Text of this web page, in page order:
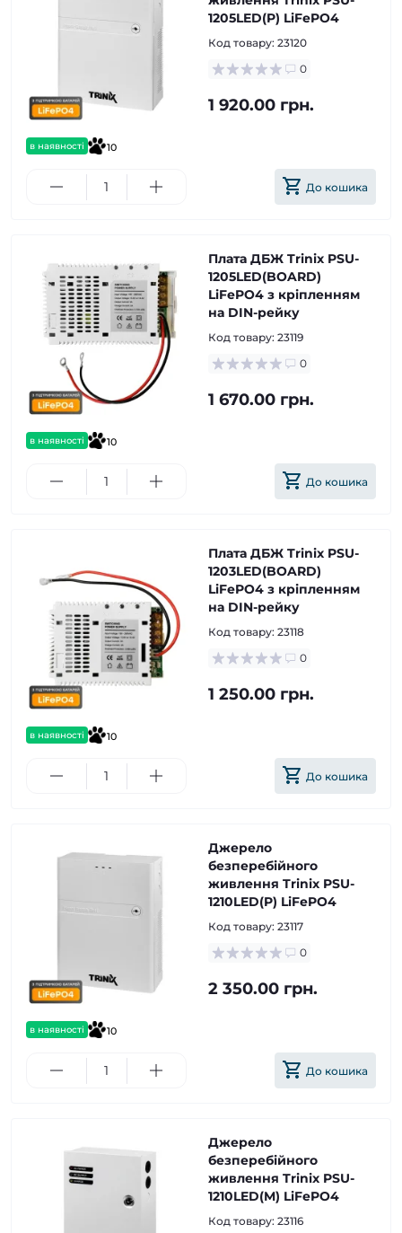
в наявності 10
1205LED(P) LiFePO4
Код товару: 23120
0
1 920.00 грн.
До кошика
в наявності 10
Плата ДБЖ Trinix PSU-
1205LED(BOARD)
LiFePO4 з кріпленням
на DIN-рейку
Код товару: 23119
0
1 670.00 грн.
До кошика
в наявності 10
Плата ДБЖ Trinix PSU-
1203LED(BOARD)
LiFePO4 з кріпленням
на DIN-рейку
Код товару: 23118
0
1 250.00 грн.
До кошика
в наявності 10
Джерело
безперебійного
живлення Trinix PSU-
1210LED(P) LiFePO4
Код товару: 23117
0
2 350.00 грн.
До кошика
Джерело
безперебійного
живлення Trinix PSU-
1210LED(M) LiFePO4
Код товару: 23116